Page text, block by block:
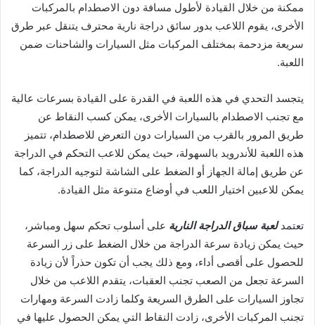
ممكنة من خلال القيادة لأطول مسافة دون الاصطدام بالمركبات
الأخرى، يقوم اللاعب بدور سائق دراجة نارية محترف يتنقل عبر طرق
سريعة مزدحمة بمختلف المركبات مثل السيارات والشاحنات ضمن
اللعبة.
يتجسد التحدي في هذه اللعبة في القدرة على القيادة بسرعات عالية
مع تجنب الاصطدام بالسيارات الأخرى، يمكن كسب النقاط عن
طريق المرور بالقرب من السيارات دون التعرض للاصطدام، تتميز
هذه اللعبة للأندرويد بالسهولة، حيث يمكن للاعب التحكم في الدراجة
عن طريق إمالة الجهاز أو الضغط على الشاشة لتوجيه الدراجة، كما
يمكن للاعبين اختيار اللعب في أوضاع متنوعة مثل القيادة.
تعتمدلعبة سباق الدراجة النارية على أسلوب تحكم سهل ومباشر،
حيث يمكن زيادة سرعة الدراجة من خلال الضغط على زر السرعة
للحصول على أقصى أداء، ومع ذلك يجب أن تكون حذراً لأن زيادة
السرعة تجعل من الصعب تجنب العقبات، يتقدم اللاعب من خلال
تجاوز السيارات على الطرق السريعة وكلما زادت السرعة ومهارات
تجنب المركبات الأخرى، زادت النقاط التي يمكن الحصول عليها في